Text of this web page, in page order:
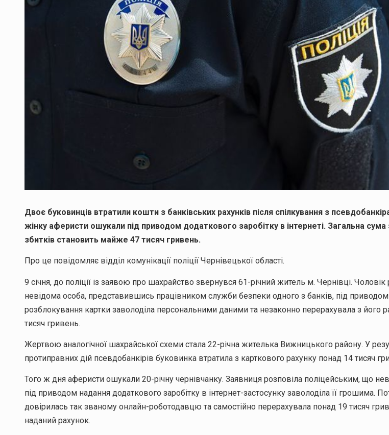
Двоє буковинців втратили кошти з банківських рахунків після спілкування з
жінку аферисти ошукали під приводом додаткового заробітку в інтернеті. Загальна сума
збитків становить майже 47 тисяч гривень.
Про це повідомляє відділ комунікації поліції Чернівецької області.
9 січня, до поліції із заявою про шахрайство звернувся 61-річний житель м. Чернівці.
невідома особа, представившись працівником служби безпеки одного з банків, під приводом
розблокування картки заволоділа персональними даними та незаконно перерахувала з його
тисяч гривень.
Жертвою аналогічної шахрайської схеми стала 22-річна жителька Вижницького району. У
протиправних дій псевдобанкірів буковинка втратила з карткового рахунку понад 14 тисяч
Того ж дня аферисти ошукали 20-річну чернівчанку. Заявниця розповіла поліцейським, що
під приводом надання додаткового заробітку в інтернет-застосунку заволоділа її грошима.
довірилась так званому онлайн-роботодавцю та самостійно перерахувала понад 19 тисяч
наданий рахунок.